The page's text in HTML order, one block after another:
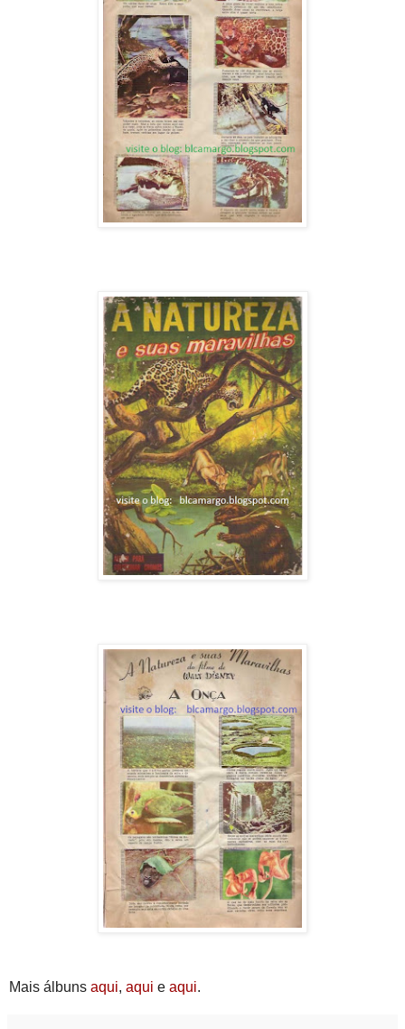
Mais álbuns aqui, aqui e aqui.